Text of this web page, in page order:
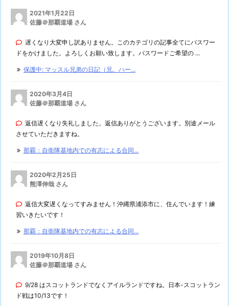
2021年1月22日
佐藤＠那覇道場 さん
遅くなり大変申し訳ありません。このカテゴリの記事全てにパスワー
ドをかけました。よろしくお願い致します。パスワードご希望の ...
保護中: マッスル兄弟の日記（兄、ハー...
2020年3月4日
佐藤＠那覇道場 さん
返信遅くなり失礼しました。返信ありがとうございます。別途メール
させていただきますね。
那覇：自衛隊基地内での有志による合同...
2020年2月25日
熊澤伸哉 さん
返信大変遅くなってすみません！沖縄県浦添市に、住んでいます！練
習いきたいです！
那覇：自衛隊基地内での有志による合同...
2019年10月8日
佐藤＠那覇道場 さん
9/28 はスコットランドでなくアイルランドですね。日本-スコットラン
ド戦は10/13です！